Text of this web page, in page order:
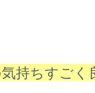
持ちすご